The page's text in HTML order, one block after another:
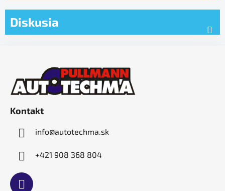
Diskusia
Kontakt
info@autotechma.sk
+421 908 368 804